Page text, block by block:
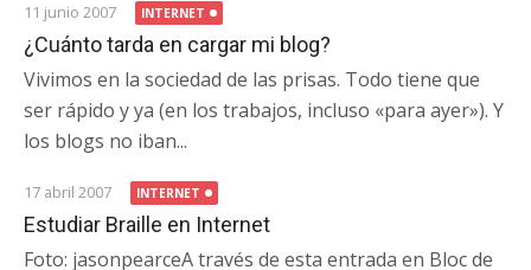
11 junio 2007 INTERNET
¿Cuánto tarda en cargar mi blog?
Vivimos en la sociedad de las prisas. Todo tiene que
ser rápido y ya (en los trabajos, incluso «para ayer»). Y
los blogs no iban...
17 abril 2007 INTERNET
Estudiar Braille en Internet
Foto: jasonpearceA través de esta entrada en Bloc de